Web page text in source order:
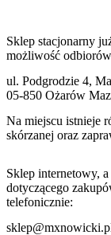
Sklep stacjonarny
możliwość
ul. Podgrodzie 4,
05-850 Ożarów
Na miejscu istnieje
skórzanej oraz
Sklep internetowy,
dotyczącego
telefonicznie: